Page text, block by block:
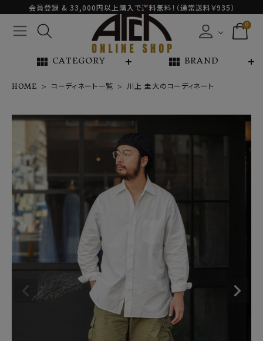
会員登録 & 33,000円以上購入で送料無料！（通常送料￥935）
0
view_module CATEGORY view_module BRAND
NEW ARRIVAL
ARCH EXCLUSIVE
BRAND
CATEGORY
CONTENTS
SHOP
INFORMATION
HOME コーディネート一覧 川上 圭大のコーディネート